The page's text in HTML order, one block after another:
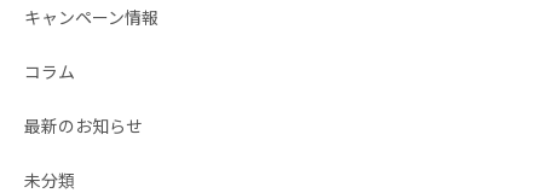
キャンペーン情報
コラム
最新のお知らせ
未分類